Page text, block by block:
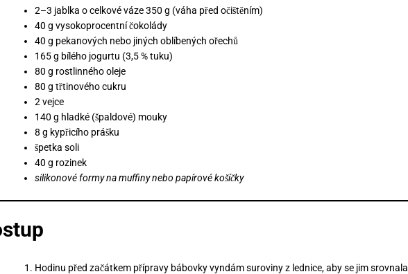
2–3 jablka o celkové váze 350 g (váha před očištěním)
40 g vysokoprocentní čokolády
40 g pekanových nebo jiných oblíbených ořechů
165 g bílého jogurtu (3,5 % tuku)
80 g rostlinného oleje
80 g třtinového cukru
2 vejce
140 g hladké (špaldové) mouky
8 g kypřicího prášku
špetka soli
40 g rozinek
silikonové formy na muffiny nebo papírové košíčky
Hodinu před začátkem přípravy bábovky vyndám suroviny z lednice, aby se jim srovnala